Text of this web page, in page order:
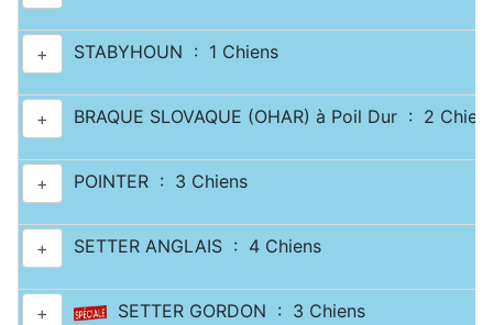
+ STABYHOUN : 1 Chiens
+ BRAQUE SLOVAQUE (OHAR) à Poil Dur : 2
+ POINTER : 3 Chiens
+ SETTER ANGLAIS : 4 Chiens
+ SETTER GORDON : 3 Chiens